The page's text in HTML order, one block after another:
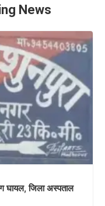
News
घायल, जिला अस्पताल